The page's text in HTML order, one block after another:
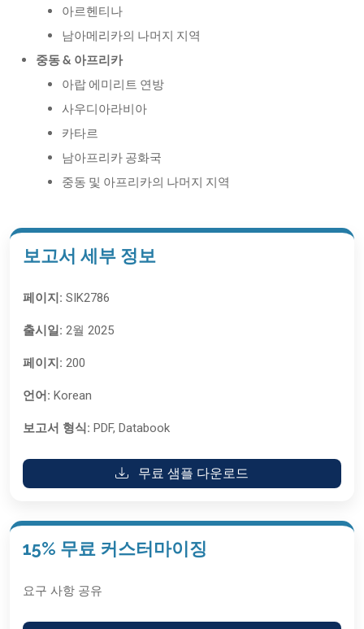
아르헨티나
남아메리카의 나머지 지역
중동 & 아프리카
아랍 에미리트 연방
사우디아라비아
카타르
남아프리카 공화국
중동 및 아프리카의 나머지 지역
보고서 세부 정보
페이지: SIK2786
출시일: 2월 2025
페이지: 200
언어: Korean
보고서 형식: PDF, Databook
무료 샘플 다운로드
15% 무료 커스터마이징
요구 사항 공유